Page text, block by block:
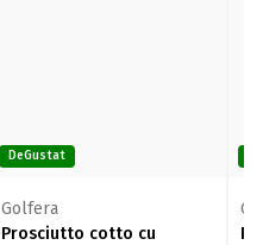
DeGustat
Golfera
Prosciutto cotto cu